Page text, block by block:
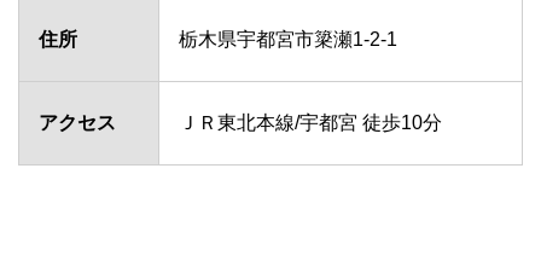
住所 栃木県宇都宮市簗瀬1-2-1
アクセス ＪＲ東北本線/宇都宮 徒歩10分